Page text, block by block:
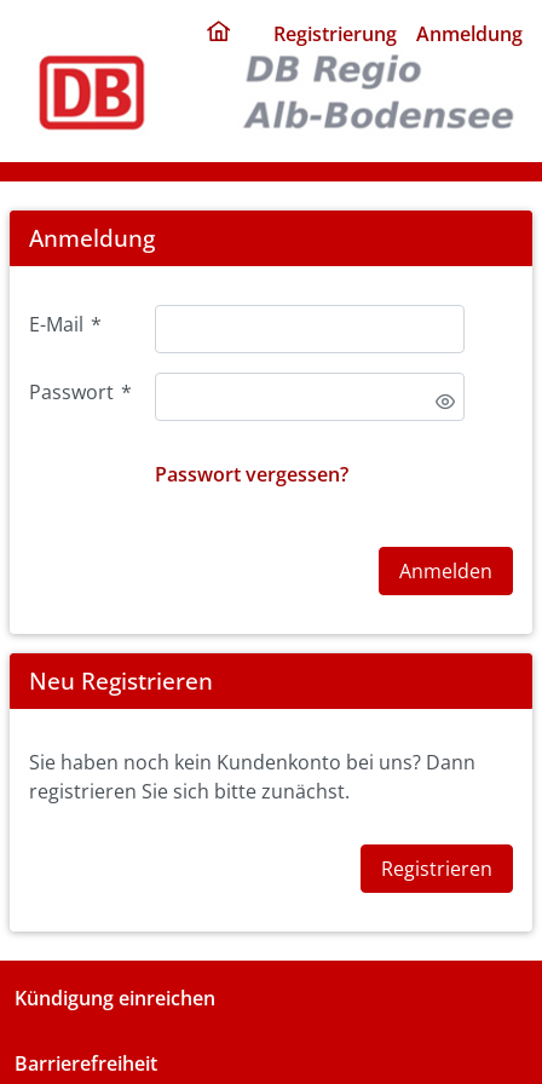
home
page
Registrierung Anmeldung
Login
Anmeldung
E-Mail *
Passwort *
Passwort vergessen?
Anmelden
Neu Registrieren
Sie haben noch kein Kundenkonto bei uns? Dann
registrieren Sie sich bitte zunächst.
Registrieren
Kündigung einreichen
Barrierefreiheit